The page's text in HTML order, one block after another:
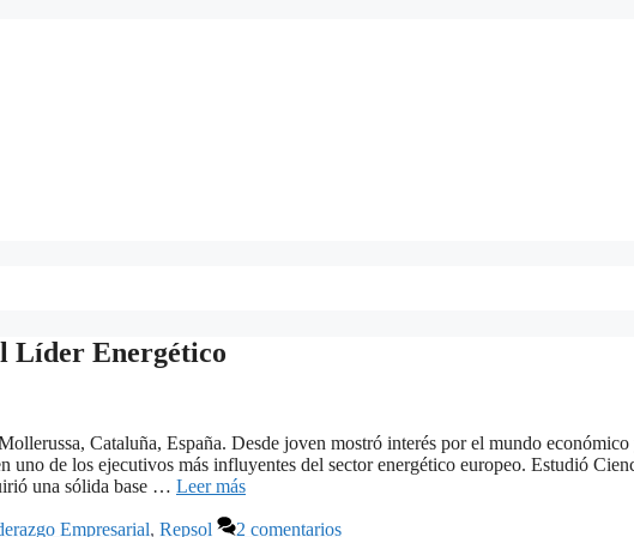
Líder Energético
Cataluña, España. Desde joven mostró interés por el mundo económico
uno de los ejecutivos más influyentes del sector energético europeo. Estudió
una sólida base … Leer más
Empresarial, Repsol 2 comentarios